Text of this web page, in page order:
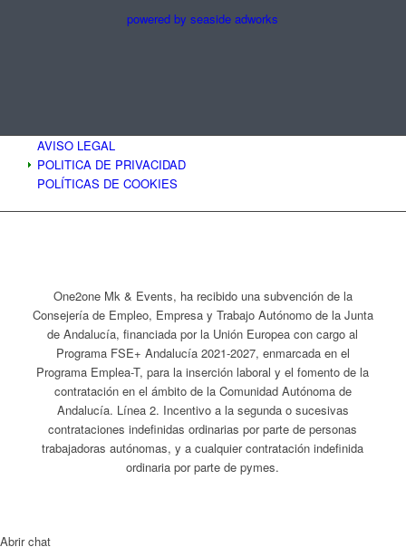
powered by seaside adworks
AVISO LEGAL
POLITICA DE PRIVACIDAD
POLÍTICAS DE COOKIES
One2one Mk & Events, ha recibido una subvención de la
Consejería de Empleo, Empresa y Trabajo Autónomo de la Junta
de Andalucía, financiada por la Unión Europea con cargo al
Programa FSE+ Andalucía 2021-2027, enmarcada en el
Programa Emplea-T, para la inserción laboral y el fomento de la
contratación en el ámbito de la Comunidad Autónoma de
Andalucía. Línea 2. Incentivo a la segunda o sucesivas
contrataciones indefinidas ordinarias por parte de personas
trabajadoras autónomas, y a cualquier contratación indefinida
ordinaria por parte de pymes.
Abrir chat